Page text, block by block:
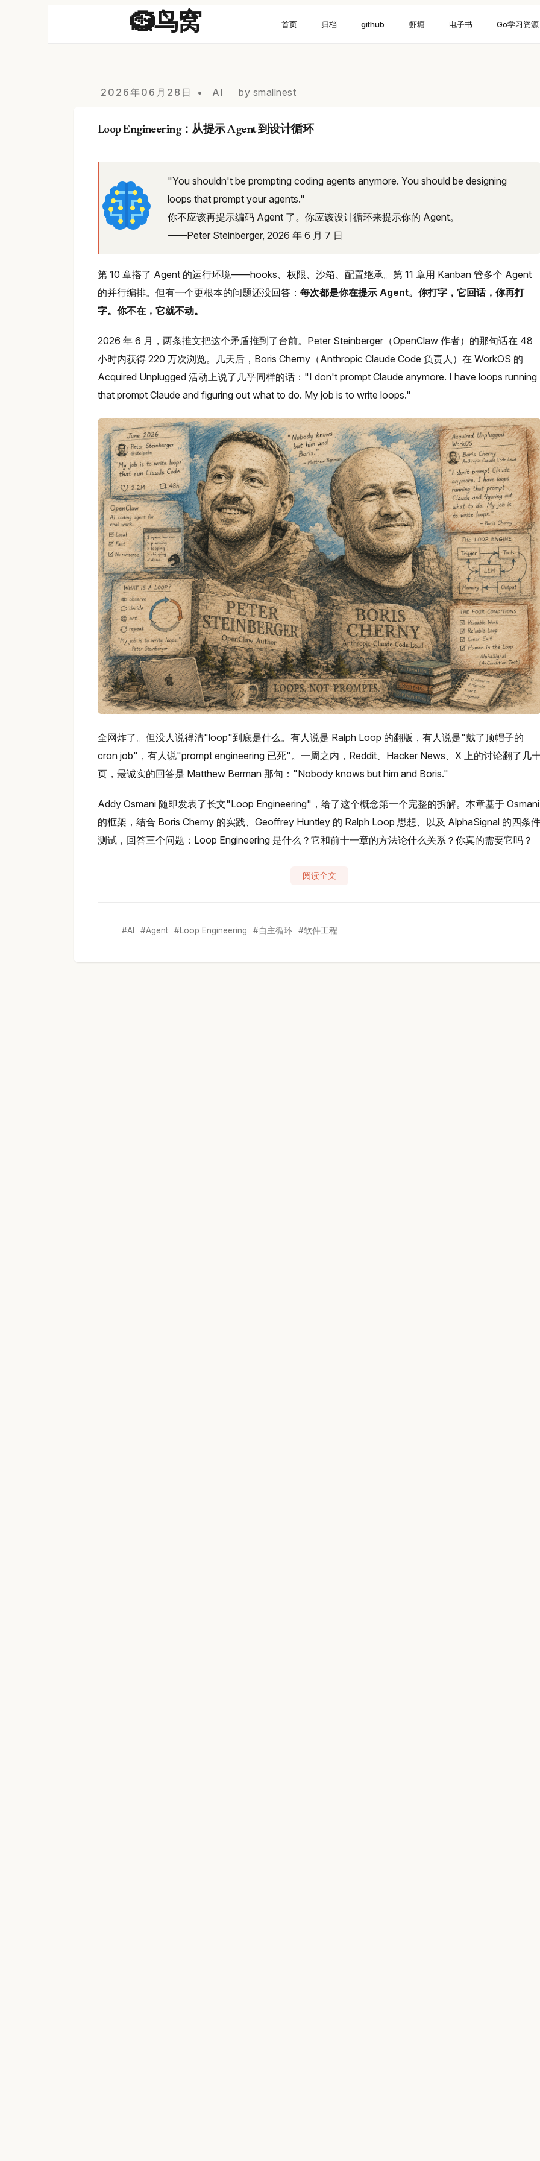
🪹鸟窝 首页 归档 github 虾塘 电子书 Go学习资源
2026年06月28日 AI by smallnest
Loop Engineering：从提示 Agent 到设计循环
"You shouldn't be prompting coding agents anymore. You should be designing
loops that prompt your agents."
你不应该再提示编码 Agent 了。你应该设计循环来提示你的 Agent。
——Peter Steinberger, 2026 年 6 月 7 日
第 10 章搭了 Agent 的运行环境——hooks、权限、沙箱、配置继承。第 11 章用 Kanban 管多个 Agent
的并行编排。但有一个更根本的问题还没回答： 每次都是你在提示 Agent。你打字，它回话，你再打
字。你不在，它就不动。
2026 年 6 月，两条推文把这个矛盾推到了台前。Peter Steinberger（OpenClaw 作者）的那句话在 48
小时内获得 220 万次浏览。几天后，Boris Cherny（Anthropic Claude Code 负责人）在 WorkOS 的
Acquired Unplugged 活动上说了几乎同样的话："I don't prompt Claude anymore. I have loops running
that prompt Claude and figuring out what to do. My job is to write loops."
全网炸了。但没人说得清"loop"到底是什么。有人说是 Ralph Loop 的翻版，有人说是"戴了顶帽子的
cron job"，有人说"prompt engineering 已死"。一周之内，Reddit、Hacker News、X 上的讨论翻了几
页，最诚实的回答是 Matthew Berman 那句："Nobody knows but him and Boris."
Addy Osmani 随即发表了长文"Loop Engineering"，给了这个概念第一个完整的拆解。本章基于 Osmani
的框架，结合 Boris Cherny 的实践、Geoffrey Huntley 的 Ralph Loop 思想、以及 AlphaSignal 的四条件
测试，回答三个问题：Loop Engineering 是什么？它和前十一章的方法论什么关系？你真的需要它吗？
阅读全文
AI Agent Loop Engineering 自主循环 软件工程